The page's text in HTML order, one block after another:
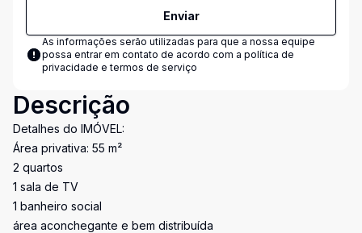
Enviar
As informações serão utilizadas para que a nossa equipe
possa entrar em contato de acordo com a política de
privacidade e termos de serviço
Descrição
Detalhes do IMÓVEL:
Área privativa: 55 m²
2 quartos
1 sala de TV
1 banheiro social
área aconchegante e bem distribuída